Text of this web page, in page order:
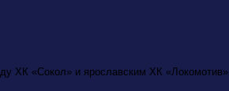
ХК «Сокол» и ярославским ХК «Локомотив».